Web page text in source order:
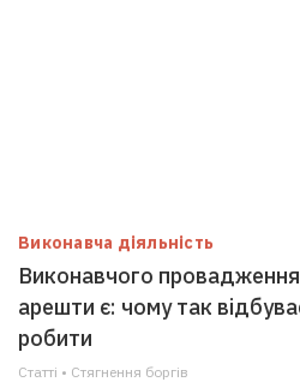
Виконавча діяльність
Виконавчого
арешти є: чому так
робити
Статті • Стягнення боргiв